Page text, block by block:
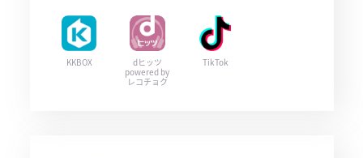
KKBOX
dヒッツ
powered by
レコチョク
TikTok